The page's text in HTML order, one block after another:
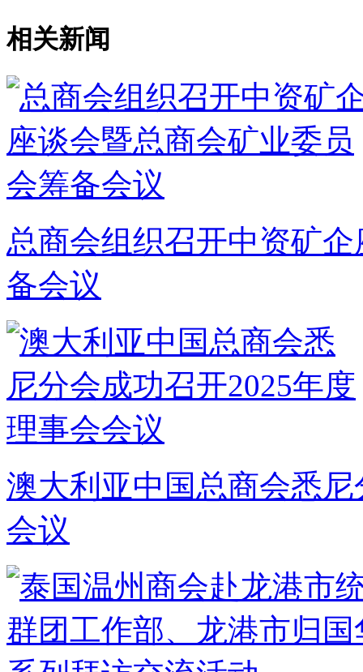
相关新闻
总商会组织召开中资矿
备会议
澳大利亚中国总商会悉
会议